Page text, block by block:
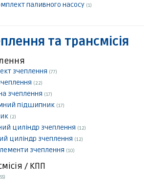
паливного насосу (1)
та трансмісія
зчеплення (77)
(22)
зчеплення (17)
підшипник (17)
(2)
циліндр зчеплення (12)
циліндр зчеплення (12)
зчеплення (10)
/ КПП